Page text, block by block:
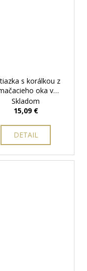
s korálkou z
oka v
prevedení
krabička
Skladom
15,09 €
DETAIL